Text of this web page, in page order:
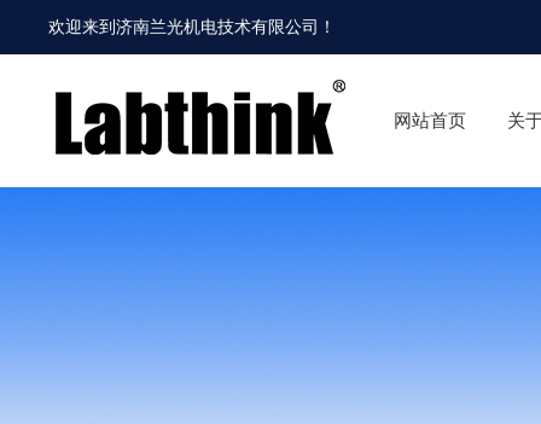
欢迎来到济南兰光机电技术有限公司 ！
网站首页 关